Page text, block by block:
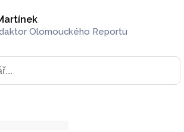
Olomouckého Reportu